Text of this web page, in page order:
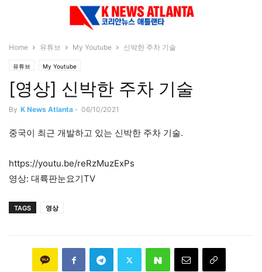
Home 유튜브 My Youtube 신박한 주차 기술
유튜브 My Youtube
[영상] 신박한 주차 기술
By K News Atlanta - 06/10/2021
중국이 최근 개발하고 있는 신박한 주차 기술.
https://youtu.be/reRzMuzExPs
영상: 대륙판눈요기TV
TAGS 영상